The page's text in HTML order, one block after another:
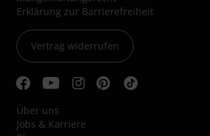
Erklärung zur Barrierefreiheit
Vertrag widerrufen
Über uns
Jobs & Karriere